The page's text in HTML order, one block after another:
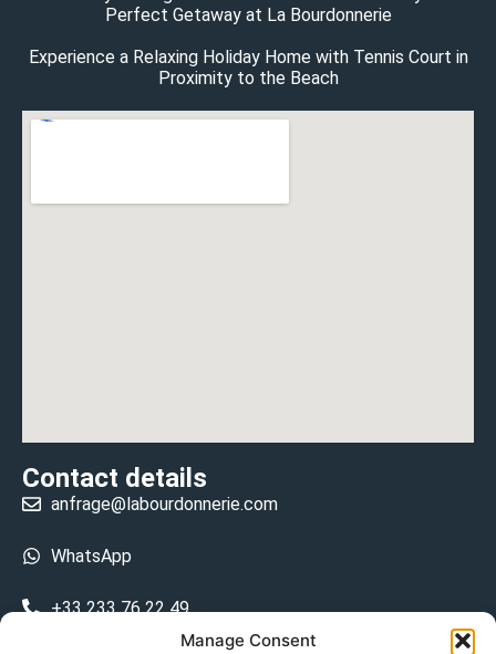
Manage Consent
Perfect Getaway at La Bourdonnerie
Experience a Relaxing Holiday Home with Tennis Court in
Proximity to the Beach
Contact details
anfrage@labourdonnerie.com
WhatsApp
+33 233 76 22 49